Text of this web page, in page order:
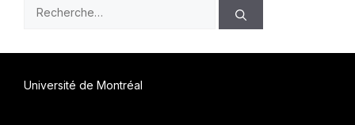
Université de Montréal